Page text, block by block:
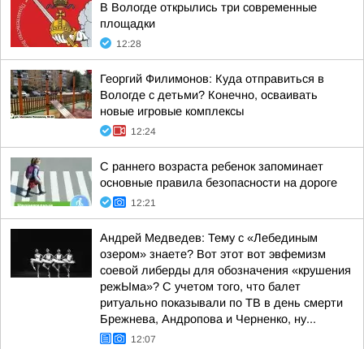
В Вологде открылись три современные
площадки
12:28
Георгий Филимонов: Куда отправиться в
Вологде с детьми? Конечно, осваивать
новые игровые комплексы
12:24
С раннего возраста ребенок запоминает
основные правила безопасности на дороге
12:21
Андрей Медведев: Тему с «Лебединым
озером» знаете? Вот этот вот эвфемизм
соевой либерды для обозначения «крушения
режЫма»? С учетом того, что балет
ритуально показывали по ТВ в день смерти
Брежнева, Андропова и Черненко, ну...
12:07